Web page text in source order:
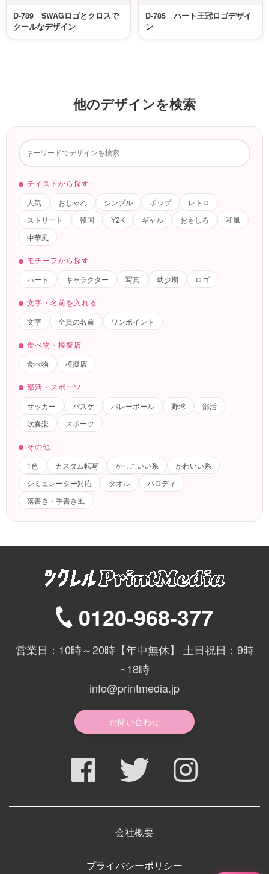
D-789 SWAGロゴとクロスで
クールなデザイン
D-785 ハート王冠ロゴデザイ
ン
他のデザインを検索
テイストから探す
人気
おしゃれ シンプル ポップ
レトロ
ストリート
韓国 Y2K ギャル おもしろ
和風
中華風
モチーフから探す
ハート
キャラクター 写真 幼少期 ロゴ
文字・名前を入れる
文字
全員の名前 ワンポイント
食べ物・模擬店
食べ物
模擬店
部活・スポーツ
サッカー
バスケ バレーボール 野球
部活
吹奏楽
スポーツ
その他
1色
カスタム転写 かっこいい系
かわいい系
シミュレーター対応
タオル
パロディ
落書き・手書き風
0120-968-377
営業日：10時～20時【年中無休】 土日祝日：9時
~18時
info@printmedia.jp
お問い合わせ
会社概要
プライバシーポリシー